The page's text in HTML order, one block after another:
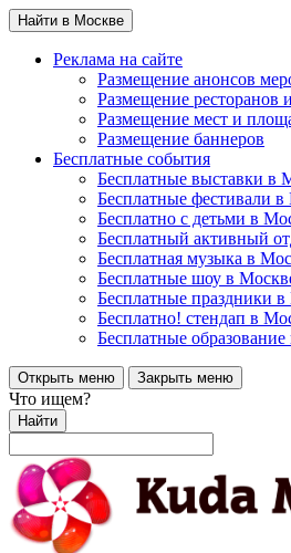
Найти в Москве
Реклама на сайте
Размещение анонсов
Размещение ресторанов
Размещение мест и
Размещение баннеров
Бесплатные события
Бесплатные выставки в
Бесплатные фестивали
Бесплатно с детьми в
Бесплатный активный
Бесплатная музыка в
Бесплатные шоу в
Бесплатные праздники
Бесплатно! стендап в
Бесплатные
Открыть меню Закрыть меню
Что ищем?
Найти